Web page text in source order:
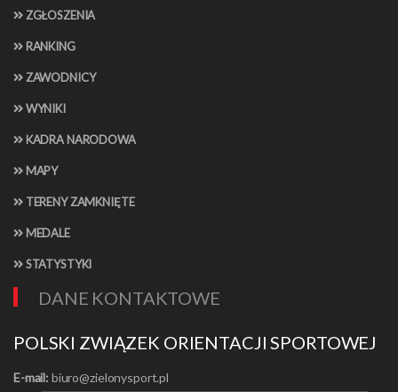
ZGŁOSZENIA
RANKING
ZAWODNICY
WYNIKI
KADRA NARODOWA
MAPY
TERENY ZAMKNIĘTE
MEDALE
STATYSTYKI
DANE KONTAKTOWE
POLSKI ZWIĄZEK ORIENTACJI SPORTOWEJ
E-mail: